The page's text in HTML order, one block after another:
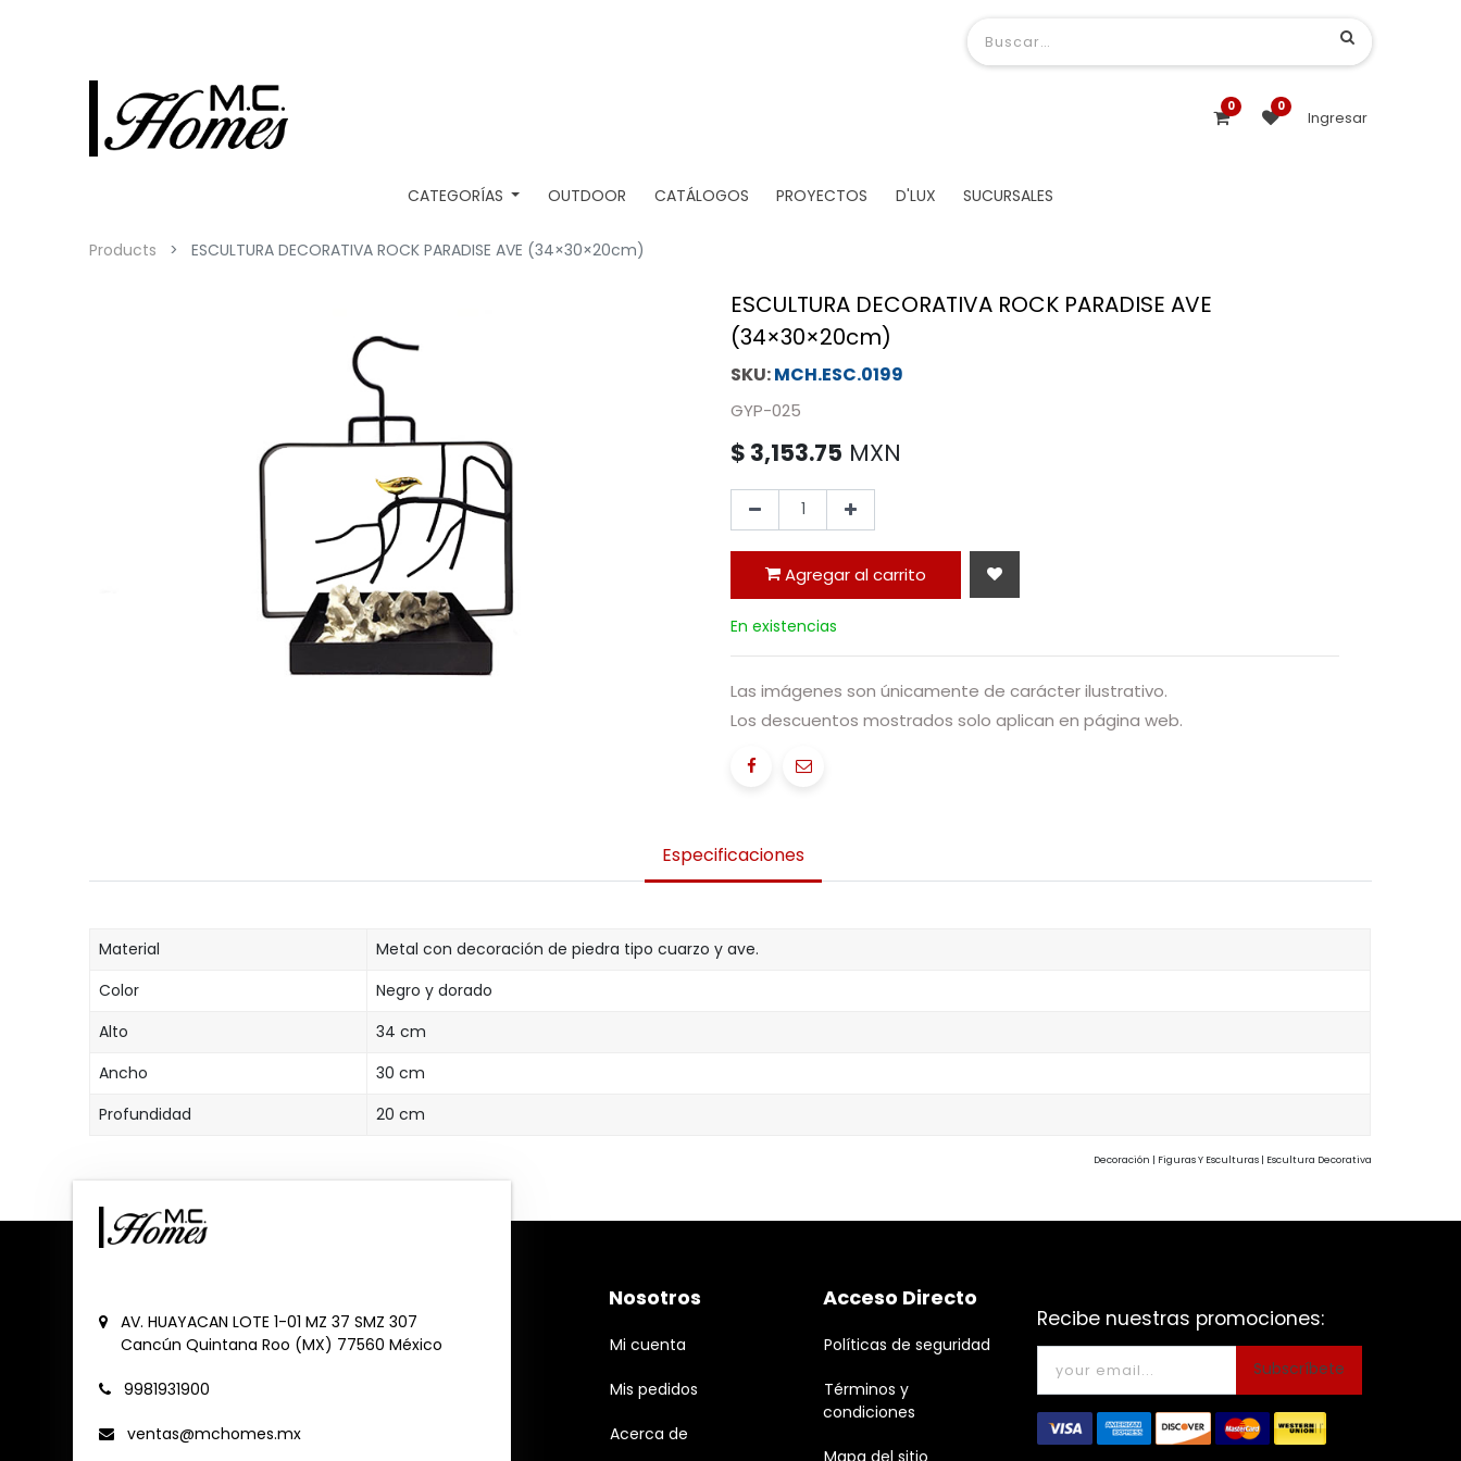
0 0
Ingresar
CATEGORÍAS OUTDOOR CATÁLOGOS PROYECTOS D'LUX SUCURSALES
Products ESCULTURA DECORATIVA ROCK PARADISE AVE (34×30×20cm)
ESCULTURA DECORATIVA ROCK PARADISE AVE
(34×30×20cm)
MCH.ESC.0199
GYP-025
$ 3,153.75 MXN
Agregar al carrito
En existencias
Las imágenes son únicamente de carácter ilustrativo.
Los descuentos mostrados solo aplican en página web.
Especificaciones
Material
Metal con decoración de piedra tipo cuarzo y ave.
Color
Negro y dorado
Alto
34 cm
Ancho
30 cm
Profundidad
20 cm
Decoración | Figuras Y Esculturas | Escultura Decorativa
AV. HUAYACAN LOTE 1-01 MZ 37 SMZ 307
Cancún Quintana Roo (MX) 77560 México
9981931900
ventas@mchomes.mx
Nosotros
Mi cuenta
Mis pedidos
Acerca de
Acceso Directo
Políticas de seguridad
Términos y
condiciones
Mapa del sitio
Recibe nuestras promociones:
Subscríbete